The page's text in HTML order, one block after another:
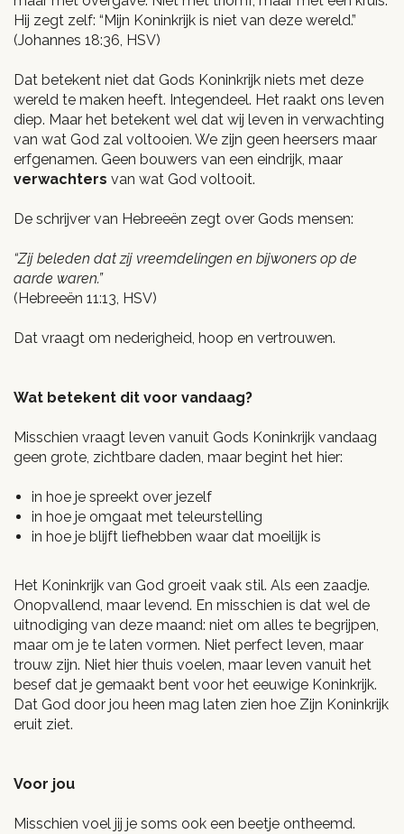
Hij zegt zelf: “Mijn Koninkrijk is niet van deze wereld.”
(Johannes 18:36, HSV)
Dat betekent niet dat Gods Koninkrijk niets met deze
wereld te maken heeft. Integendeel. Het raakt ons leven
diep. Maar het betekent wel dat wij leven in verwachting
van wat God zal voltooien. We zijn geen heersers maar
erfgenamen. Geen bouwers van een eindrijk, maar
verwachters van wat God voltooit.
De schrijver van Hebreeën zegt over Gods mensen:
“Zij beleden dat zij vreemdelingen en bijwoners op de
aarde waren.”
(Hebreeën 11:13, HSV)
Dat vraagt om nederigheid, hoop en vertrouwen.
Wat betekent dit voor vandaag?
Misschien vraagt leven vanuit Gods Koninkrijk vandaag
geen grote, zichtbare daden, maar begint het hier:
in hoe je spreekt over jezelf
in hoe je omgaat met teleurstelling
in hoe je blijft liefhebben waar dat moeilijk is
Het Koninkrijk van God groeit vaak stil. Als een zaadje.
Onopvallend, maar levend. En misschien is dat wel de
uitnodiging van deze maand: niet om alles te begrijpen,
maar om je te laten vormen. Niet perfect leven, maar
trouw zijn. Niet hier thuis voelen, maar leven vanuit het
besef dat je gemaakt bent voor het eeuwige Koninkrijk.
Dat God door jou heen mag laten zien hoe Zijn Koninkrijk
eruit ziet.
Voor jou
Misschien voel jij je soms ook een beetje ontheemd.